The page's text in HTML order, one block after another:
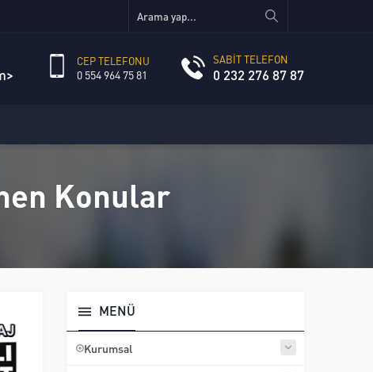
CEP TELEFONU
0 554 964 75 81
SABİT TELEFON
0 232 276 87 87
Konular
MENÜ
Kurumsal